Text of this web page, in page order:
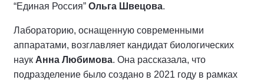
“Единая Россия” Ольга Швецова.
Лабораторию, оснащенную современными
аппаратами, возглавляет кандидат биологических
наук Анна Любимова. Она рассказала, что
подразделение было создано в 2021 году в рамках